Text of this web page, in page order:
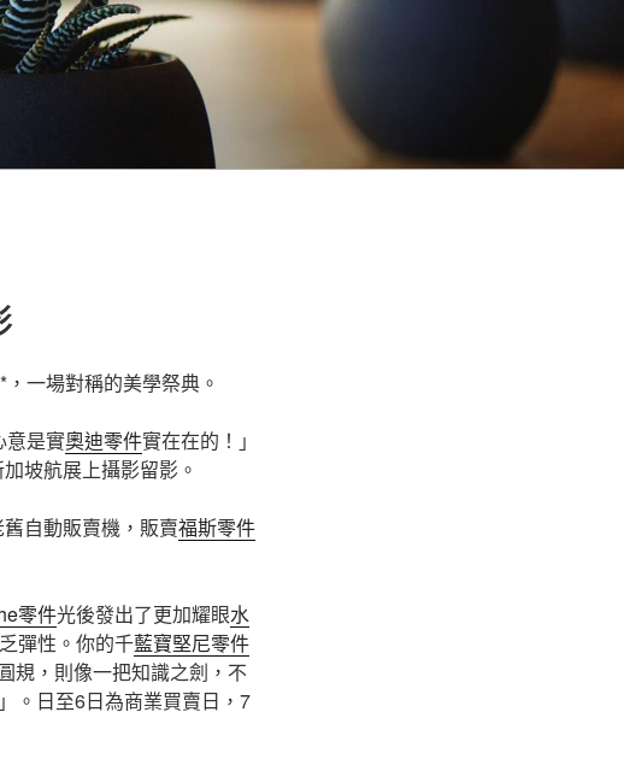
，一場對稱的美學祭典。
意是實奧迪零件實在在的！」
坡航展上攝影留影。
自動販賣機，販賣福斯零件
零件光後發出了更加耀眼水
彈性。你的千藍寶堅尼零件
規，則像一把知識之劍，不
。日至6日為商業買賣日，7